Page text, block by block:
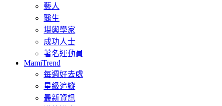
藝人
醫生
堪輿學家
成功人士
著名運動員
MamiTrend
每週好去處
星級追縱
最新資訊